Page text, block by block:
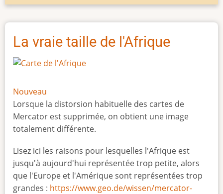
La vraie taille de l'Afrique
Nouveau
Lorsque la distorsion habituelle des cartes de
Mercator est supprimée, on obtient une image
totalement différente.
Lisez ici les raisons pour lesquelles l'Afrique est
jusqu'à aujourd'hui représentée trop petite, alors
que l'Europe et l'Amérique sont représentées trop
grandes : https://www.geo.de/wissen/mercator-